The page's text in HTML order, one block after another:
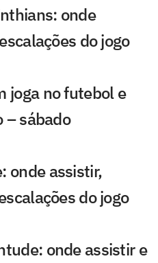
onde
do jogo
joga no futebol e
– sábado
onde assistir,
do jogo
onde assistir e